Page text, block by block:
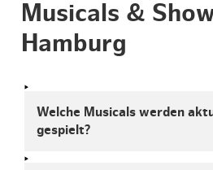
Musicals &
Hamburg
Welche Musicals werden
gespielt?